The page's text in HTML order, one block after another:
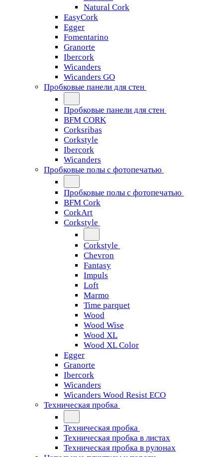
Natural Cork
EasyCork
Egger
Fomentarino
Granorte
Ibercork
Wicanders
Wicanders GO
Пробковые панели для стен
Пробковые панели для стен
BFM CORK
Corksribas
Corkstyle
Ibercork
Wicanders
Пробковые полы с фотопечатью
Пробковые полы с фотопечатью
BFM Cork
CorkArt
Corkstyle
Corkstyle
Chevron
Fantasy
Impuls
Loft
Marmo
Time parquet
Wood
Wood Wise
Wood XL
Wood XL Color
Egger
Granorte
Ibercork
Wicanders
Wicanders Wood Resist ECO
Техническая пробка
Техническая пробка
Техническая пробка в листах
Техническая пробка в рулонах